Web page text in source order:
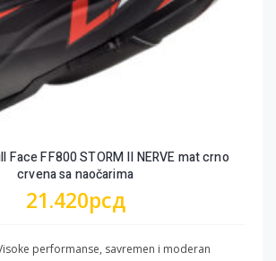
- Reflektivna Traka : Da bi se povećala
ili u uslovima slabe vidljivosti, zaštita za vrat
svetlost. - Multi EPS Slojevi : Ekspandirani
smanjuje pritisak na teme glave.
- Izduvni Kanal - Donja Ventilacija -Gornja
Face FF800 STORM II NERVE mat crno
crvena sa naočarima
21.420рсд
Visoke performanse, savremen i moderan